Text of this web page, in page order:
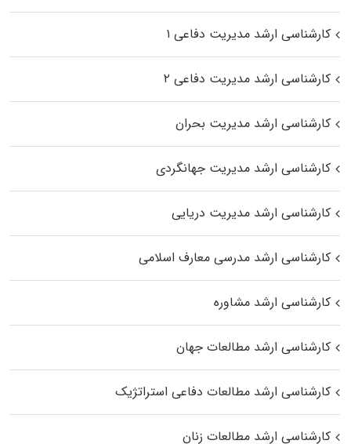
کارشناسی ارشد مدیریت دفاعی ۱
کارشناسی ارشد مدیریت دفاعی ۲
کارشناسی ارشد مدیریت بحران
کارشناسی ارشد مدیریت جهانگردی
کارشناسی ارشد مدیریت دریایی
کارشناسی ارشد مدرسی معارف اسلامی
کارشناسی ارشد مشاوره
کارشناسی ارشد مطالعات جهان
کارشناسی ارشد مطالعات دفاعی استراتژیک
کارشناسی ارشد مطالعات زنان